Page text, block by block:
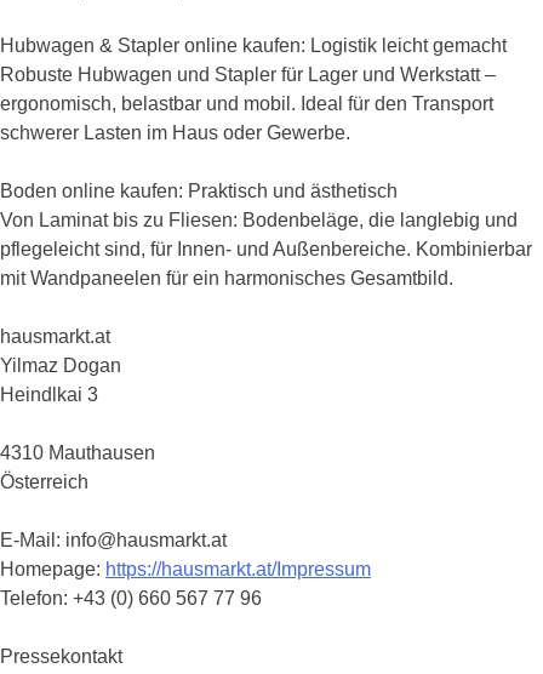
Hubwagen & Stapler online kaufen: Logistik leicht gemacht
Robuste Hubwagen und Stapler für Lager und Werkstatt –
ergonomisch, belastbar und mobil. Ideal für den Transport
schwerer Lasten im Haus oder Gewerbe.
Boden online kaufen: Praktisch und ästhetisch
Von Laminat bis zu Fliesen: Bodenbeläge, die langlebig und
pflegeleicht sind, für Innen- und Außenbereiche. Kombinierbar
mit Wandpaneelen für ein harmonisches Gesamtbild.
hausmarkt.at
Yilmaz Dogan
Heindlkai 3
4310 Mauthausen
Österreich
E-Mail: info@hausmarkt.at
Homepage: https://hausmarkt.at/Impressum
Telefon: +43 (0) 660 567 77 96
Pressekontakt